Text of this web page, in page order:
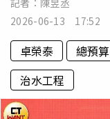
記者： 陳昱丞
2026-06-13 17:52
卓榮泰 總預算
治水工程